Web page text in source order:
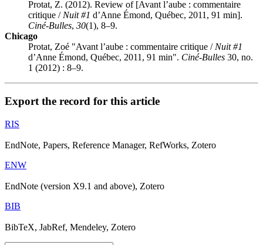
Protat, Z. (2012). Review of [Avant l’aube : commentaire
critique / Nuit #1 d’Anne Émond, Québec, 2011, 91 min].
Ciné-Bulles, 30(1), 8–9.
Chicago
Protat, Zoé "Avant l’aube : commentaire critique / Nuit #1
d’Anne Émond, Québec, 2011, 91 min". Ciné-Bulles 30, no.
1 (2012) : 8–9.
Export the record for this article
RIS
EndNote, Papers, Reference Manager, RefWorks, Zotero
ENW
EndNote (version X9.1 and above), Zotero
BIB
BibTeX, JabRef, Mendeley, Zotero